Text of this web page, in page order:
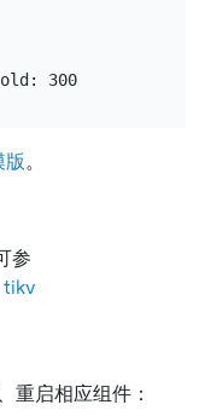
      log.slow-threshold: 300
版。
参
tikv
重启相应组件：